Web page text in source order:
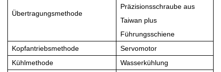
Übertragungsmethode
Präzisionsschraube aus
Taiwan plus
Führungsschiene
Kopfantriebsmethode
Servomotor
Kühlmethode
Wasserkühlung